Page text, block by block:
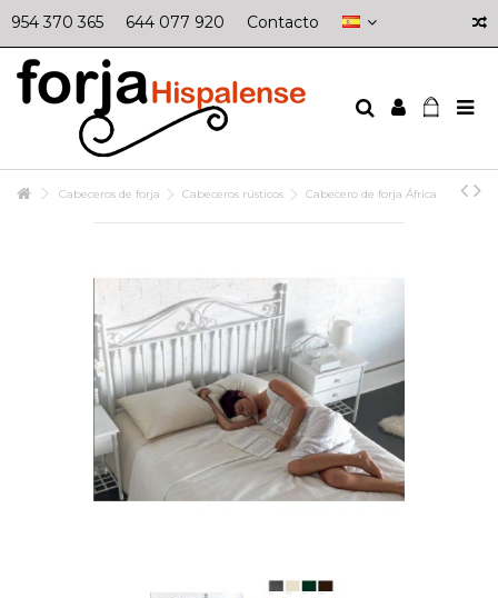
954 370 365 644 077 920 Contacto
Cabeceros de forja Cabeceros rústicos Cabecero de forja África